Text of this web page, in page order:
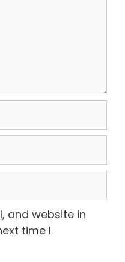
and website in
time I